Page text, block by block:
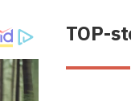
TOP-